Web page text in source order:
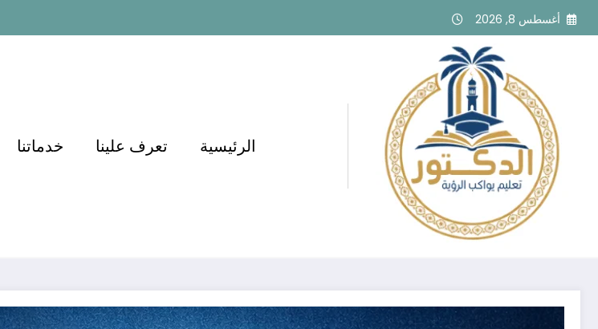
التجاوز
أغسطس 8, 2026
الرئيسية تعرف علينا خدماتنا
أهمية التعليم الخصوصي في الفيزياء ودوره في
تعزيز مستوى الطلاب في السعودية 0571127384